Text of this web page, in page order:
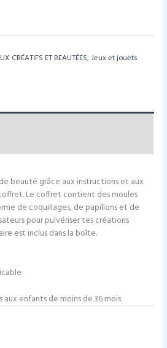
CRÉATIFS ET BEAUTÉES,Jeux et jouets
beauté grâce aux instructions et aux
Le coffret contient des moules
de coquillages, de papillons et de
pour pulvériser tes créations
est inclus dans la boîte.
enfants de moins de 36 mois